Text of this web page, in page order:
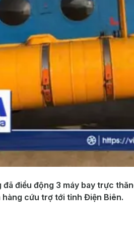
điều động 3 máy bay trực
cứu trợ tới tỉnh Điện Biên.